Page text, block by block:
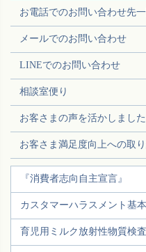
お電話でのお問い合わせ先
メールでのお問い合わせ
LINEでのお問い合わせ
相談室便り
お客さまの声を活かしました
お客さま満足度向上への取
『消費者志向自主宣言』
カスタマーハラスメント基
育児用ミルク放射性物質検